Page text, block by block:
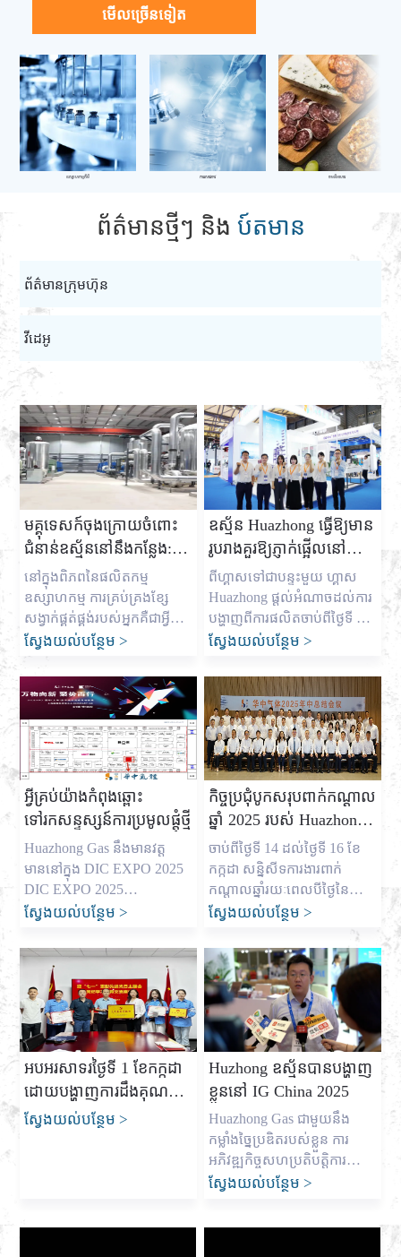
មើលច្រើនទៀត
ឧស្សាហកម្មគីមី ការរសាវរចាវ ចមនីអាហារ
ព័ត៌មានថ្មីៗ និង ប៍តមាន
ព័ត៌មានក្រុមហ៊ុន
វីដេអូ
មគ្គុទេសក៍ចុងក្រោយចំពោះ
ជំនាន់ឧស្ម័ននៅនឹងកន្លែង:
ការដោះសោការសន្សំថ្លៃដើម
និងការផ្គត់ផ្គង់ហ្គាសដែលអាច
ទុកចិត្តបាន
នៅក្នុងពិភពនៃផលិតកម្ម
ឧស្សាហកម្ម ការគ្រប់គ្រងខ្សែ
សង្វាក់ផ្គត់ផ្គង់របស់អ្នកគឺជាអ្វីគ្រប់
យ៉ាង។ ក្នុងនាមជាម្ចាស់រោងចក្រ
ឧស្ម័នឧស្សាហកម្មធំមួយនៅក្នុង
ប្រទេសចិន ខ្ញុំឈ្មោះ Allen
ហើយខ្ញុំបានចំណាយពេលជា
ច្រើនឆ្នាំជួយអាជីវកម្មនៅទូទាំង
សហរដ្ឋអាមេរិក អឺរ៉ុប និង
អូស្ត្រាលីឱ្យទទួលបានឧស្ម័ន
សំខាន់ៗដែលពួកគេត្រូវការ។ ខ្ញុំ
យល់ពីសម្ពាធដែលមេដឹកនាំលទ្ធ
កម្មដូចជា Mark Shen […]
ស្វែងយល់បន្ថែម >
ឧស្ម័ន Huazhong ធ្វើឱ្យមាន
រូបរាងគួរឱ្យភ្ញាក់ផ្អើលនៅ
ពិព័រណ៍ DIC ពិព័រណ៍ឆ្នាំ
2025
ពីហ្គាសទៅជាបន្ទះមួយ ហ្គាស
Huazhong ផ្តល់អំណាចដល់ការ
បង្ហាញពីការផលិតចាប់ពីថ្ងៃទី 7
ដល់ថ្ងៃទី 9 ខែសីហា ពិព័រណ៍
និងកម្មវិធីបង្ហាញ DIC EXPO
2025 អន្តរជាតិ (សៀងហៃ) ដែល
រំពឹងទុកបានបើកយ៉ាងធំនៅសាល
E1-E2 នៃមជ្ឈមណ្ឌលពិព័រណ៍
អន្តរជាតិថ្មីសៀងហៃ។ ជា
ព្រឹត្តិការណ៍ប្រចាំឆ្នាំសម្រាប់
ឧស្សាហកម្មបង្ហាញពិភពលោក
ការបង្ហាញនៅឆ្នាំនេះបាននាំមកនូវ
ការរួមគ្នាឈានមុខគេ […]
ស្វែងយល់បន្ថែម >
អ្វីគ្រប់យ៉ាងកំពុងឆ្ពោះ
ទៅរកសន្ទស្សន៍ការប្រមូលផ្តុំថ្មី
Huazhong Gas នឹងមានវត្ត
មាននៅក្នុង DIC EXPO 2025
DIC EXPO 2025
International (Shanghai)
Application Innovation
Exhibition នឹងត្រូវបានបើកយ៉ាង
អធិកអធមចាប់ពីថ្ងៃទី 7 ដល់ថ្ងៃទី
9 ខែសីហា នៅ Halls E1-E3 នៃ
មជ្ឈមណ្ឌល Shanghai New
International Expo Center។
Huazhong Gas សូមអញ្ជើញ
សហការី និងដៃគូដោយស្មោះ
ស្ម័គ្រពីគ្រប់មជ្ឈដ្ឋានមកផ្លាស់ប្តូរ
ស្វែងយល់បន្ថែម >
កិច្ចប្រជុំបូកសរុបពាក់កណ្តាល
ឆ្នាំ 2025 របស់ Huazhong
Gas បានបញ្ចប់ដោយ
ជោគជ័យ ដោយបាន
បង្ហាញពីគម្រោងអភិវឌ្ឍន៍ថ្មី...
ចាប់ពីថ្ងៃទី 14 ដល់ថ្ងៃទី 16 ខែ
កក្កដា សន្និសីទការងារពាក់
កណ្តាលឆ្នាំរយៈពេលបីថ្ងៃនៃ
Central China Gas ត្រូវបាន
ទីក្រុងណានជីង។ ក្នុងកិច្ចប្រជុំ
នោះ អ្នកចូលរួមទាំងអស់បាន
ពិនិត្យការងារក្នុងឆមាសទីមួយនៃ
ឆ្នាំនេះយ៉ាងស៊ីជម្រៅ បូកសរុប
សមិទ្ធិផល និងបទពិសោធន៍ ព្រម
ទាំងការប្រឈមមុខនឹងបញ្ហា និង
បញ្ហាប្រឈម ការដាក់មូលដ្ឋាន
គ្រឹះដ៏រឹងមាំ និងធ្វើតារាងផ្លូវ
សម្រាប់ […]
ស្វែងយល់បន្ថែម >
អបអរសាទរថ្ងៃទី 1 ខែកក្កដា
ដោយបង្ហាញការដឹងគុណ
ចំពោះគណបក្សនិងការខិតខំ
ស្វែងយល់បន្ថែម >
Huzhong ឧស្ម័នបានបង្ហាញ
ខ្លួននៅ IG China 2025
Huazhong Gas ជាមួយនឹង
កម្លាំងច្នៃប្រឌិតរបស់ខ្លួន ការ
អភិវឌ្ឍកិច្ចសហប្រតិបត្តិការ
អន្តរជាតិក្នុងឧស្សាហកម្មឧស្ម័ន
ស្វែងយល់បន្ថែម >